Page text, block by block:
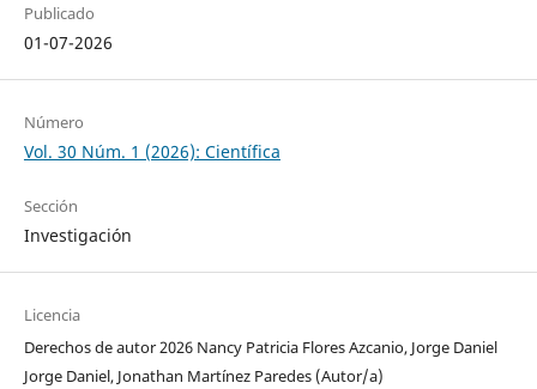
Publicado
01-07-2026
Número
Vol. 30 Núm. 1 (2026): Científica
Sección
Investigación
Licencia
Derechos de autor 2026 Nancy Patricia Flores Azcanio, Jorge Daniel
Jorge Daniel, Jonathan Martínez Paredes (Autor/a)